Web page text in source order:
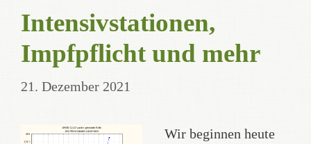
Intensivstationen,
Impfpflicht und mehr
21. Dezember 2021
Wir beginnen heute